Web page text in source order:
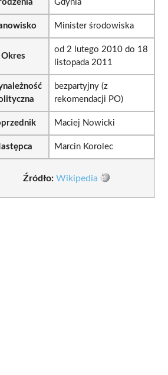
Gdynia
Minister środowiska
Okres
od 2 lutego 2010 do 18
listopada 2011
bezpartyjny (z
rekomendacji PO)
Maciej Nowicki
Marcin Korolec
Źródło: Wikipedia